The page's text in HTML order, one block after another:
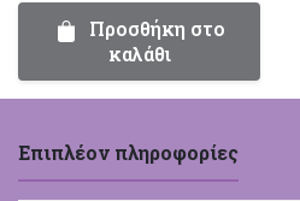
SYNG25
ποσότητα
Προσθήκη στο
καλάθι
Επιπλέον πληροφορίες